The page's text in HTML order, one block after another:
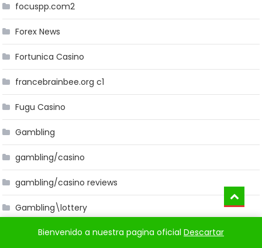
focuspp.com2
Forex News
Fortunica Casino
francebrainbee.org c1
Fugu Casino
Gambling
gambling/casino
gambling/casino reviews
Gambling\lottery
Gambloria
Bienvenido a nuestra pagina oficial Descartar